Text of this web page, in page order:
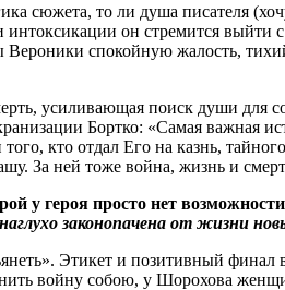
сюжета, то ли душа писателя
он стремится
Вероники спокойную жалость,
усиливающая поиск души
Бортко: «Самая
кто отдал Его на казнь,
За ней тоже война, жизнь и
у героя просто нет
законопачена от жизни
Этикет и позитивный
войну собою, у Шорохова